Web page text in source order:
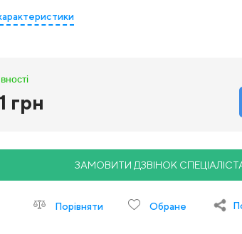
грн
ЗАМОВИТИ ДЗВІНОК
Порівняти Обране